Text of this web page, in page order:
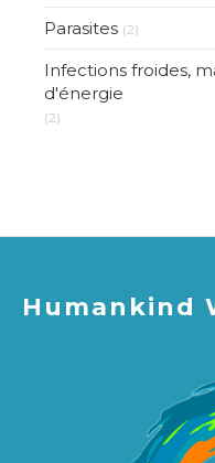
Parasites (2)
Infections froides,
d'énergie
(2)
Humankind